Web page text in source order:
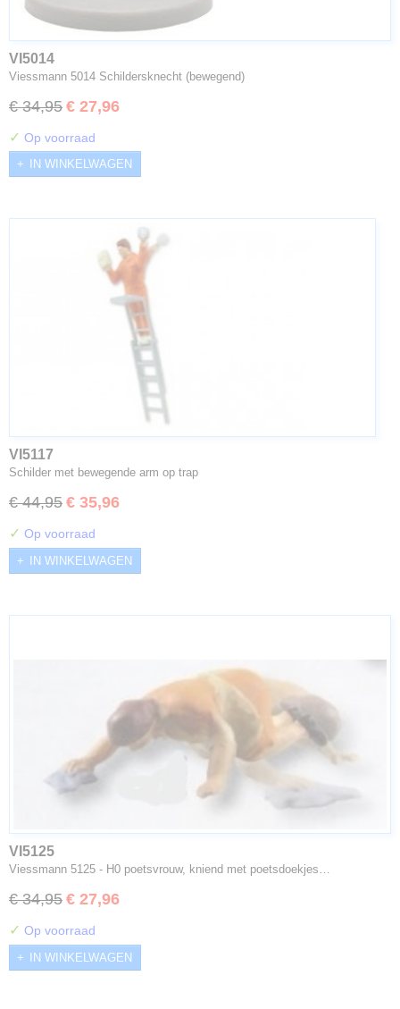
VI5014
Viessmann 5014 Schildersknecht (bewegend)
€ 34,95 € 27,96
✓ Op voorraad
IN WINKELWAGEN
VI5117
Schilder met bewegende arm op trap
€ 44,95 € 35,96
✓ Op voorraad
IN WINKELWAGEN
VI5125
Viessmann 5125 - H0 poetsvrouw, kniend met poetsdoekjes…
€ 34,95 € 27,96
✓ Op voorraad
IN WINKELWAGEN